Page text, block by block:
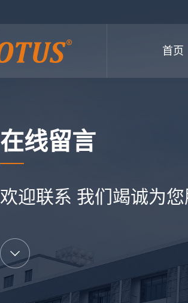
首页
在线留言
欢迎联系 我们竭诚为